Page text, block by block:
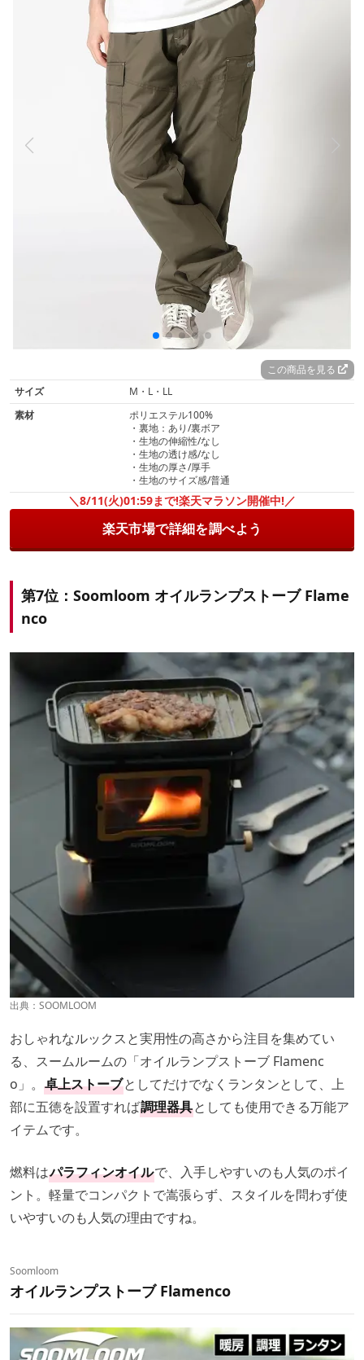
この商品を見る
サイズ
M・L・LL
素材
ポリエステル100%
・裏地：あり/裏ボア
・生地の伸縮性/なし
・生地の透け感/なし
・生地の厚さ/厚手
・生地のサイズ感/普通
＼8/11(火)01:59まで!楽天マラソン開催中!／
楽天市場で詳細を調べよう
第7位：Soomloom オイルランプストーブ Flame
nco
出典： SOOMLOOM
おしゃれなルックスと実用性の高さから注目を集めてい
る、スームルームの「オイルランプストーブ Flamenc
o」。 卓上ストーブとしてだけでなくランタンとして、上
部に五徳を設置すれば調理器具としても使用できる万能ア
イテムです。
燃料はパラフィンオイルで、入手しやすいのも人気のポイ
ント。軽量でコンパクトで嵩張らず、スタイルを問わず使
いやすいのも人気の理由ですね。
Soomloom
オイルランプストーブ Flamenco